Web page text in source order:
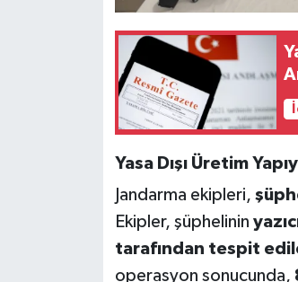
Yasa Dışı Üretim
Jandarma ekipleri,
Ekipler, şüphelinin
tarafından tespit
operasyon sonucunda,